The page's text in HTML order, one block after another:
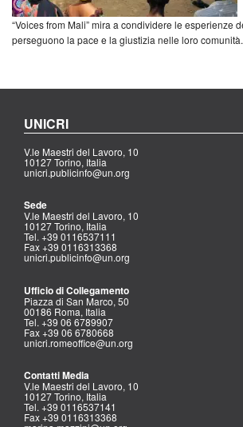
“Voices from Mali” mira a condividere le esperienze
perseguono la pace e la giustizia nelle loro comunità.
UNICRI
V.le Maestri del Lavoro, 10
10127 Torino, Italia
unicri.publicinfo@un.org
Sede
V.le Maestri del Lavoro, 10
10127 Torino, Italia
Tel. +39 0116537111
Fax +39 0116313368
unicri.publicinfo@un.org
Ufficio di Collegamento
Piazza di San Marco, 50
00186 Roma, Italia
Tel. +39 06 6789907
Fax +39 06 6780668
unicri.romeoffice@un.org
Contatti Media
V.le Maestri del Lavoro, 10
10127 Torino, Italia
Tel. +39 0116537141
Fax +39 0116313368